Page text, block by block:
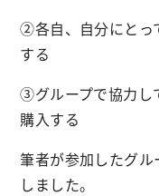
②各自、自分にとっ
する
③グループで協力し
購入する
筆者が参加したグ
しました。